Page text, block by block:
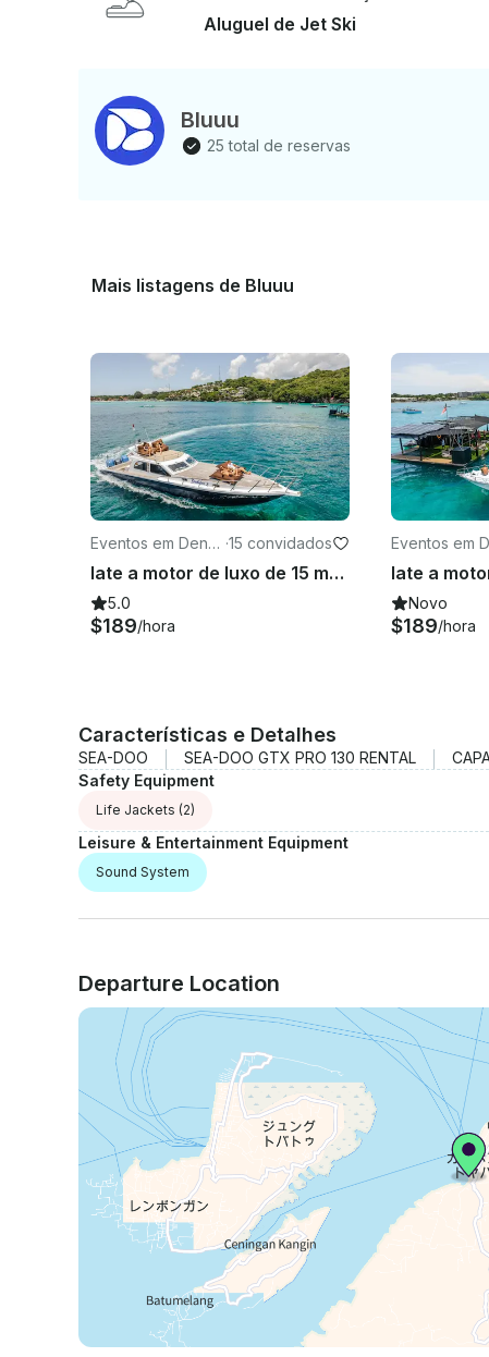
As - condições climáticas e do mar podem
máximo seu tempo de locação
Aluguel de Jet Ski
Bluuu
25 total de reservas
Mais listagens de Bluuu
Eventos em Denp
asar
·15 convidados
Iate a motor de luxo de 15 metros na Indonésia para 15 pessoas em Bali
5.0
$189/hora
Eventos em
asar
Novo
$189/hora
Características e Detalhes
SEA-DOO SEA-DOO GTX PRO 130 RENTAL
Safety Equipment
Life Jackets (2)
Leisure & Entertainment Equipment
Sound System
Departure Location